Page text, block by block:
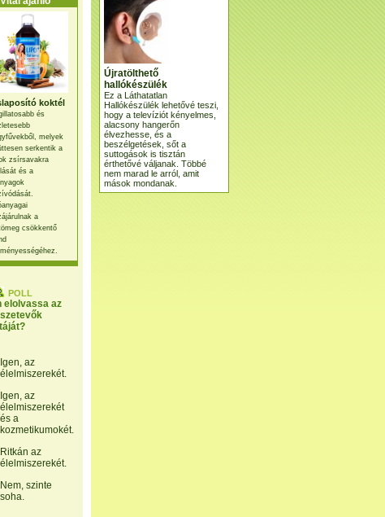
koktél
és
melyek
serkentik a
zsírsavakra
és a
a
csökkentő
POLL
elolvassa az
Igen, az
élelmiszerekét.
Igen, az
élelmiszerekét
és a
kozmetikumokét.
Ritkán az
élelmiszerekét.
Nem, szinte
soha.
Újratölthető
hallókészülék
Ez a Láthatatlan
Hallókészülék lehetővé teszi,
hogy a televíziót kényelmes,
alacsony hangerőn
élvezhesse, és a
beszélgetések, sőt a
suttogások is tisztán
érthetővé váljanak. Többé
nem marad le arról, amit
mások mondanak.